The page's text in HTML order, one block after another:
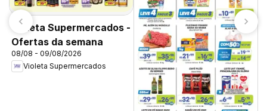
Violeta Supermercados -
Ofertas da semana
08/08 - 09/08/2026
Violeta Supermercados